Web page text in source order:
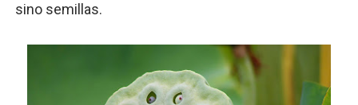
sino semillas.